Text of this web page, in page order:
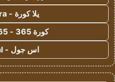
يلا كورة - yallakora
كورة 365 - kooora 365
اس جول - AS Goal